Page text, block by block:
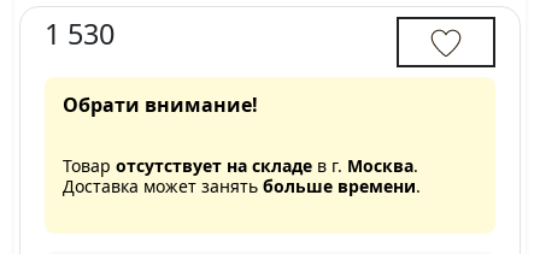
1 530
Обрати внимание!
Товар отсутствует на складе в г. Москва.
Доставка может занять больше времени.